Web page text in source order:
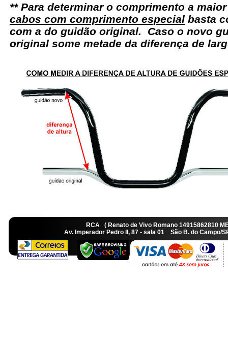
** Para determinar o comprimento a
cabos com comprimento especial basta
com a do guidão original. Caso o novo
original some metade da diferença de
RCA ( Renato de Vivo Romano
Av. Imperador Pedro II, 87 - sala 01 São B. do